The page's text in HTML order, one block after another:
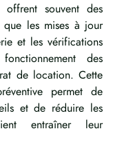
souvent des
que les mises à jour
et les vérifications
des
de location. Cette
permet de
et de réduire les
entraîner leur